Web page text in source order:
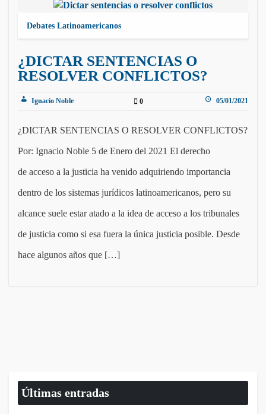
Debates Latinoamericanos
¿DICTAR SENTENCIAS O
RESOLVER CONFLICTOS?
Ignacio Noble 0 05/01/2021
¿DICTAR SENTENCIAS O RESOLVER CONFLICTOS?
Por: Ignacio Noble 5 de Enero del 2021 El derecho
de acceso a la justicia ha venido adquiriendo importancia
dentro de los sistemas jurídicos latinoamericanos, pero su
alcance suele estar atado a la idea de acceso a los tribunales
de justicia como si esa fuera la única justicia posible. Desde
hace algunos años que […]
Últimas entradas